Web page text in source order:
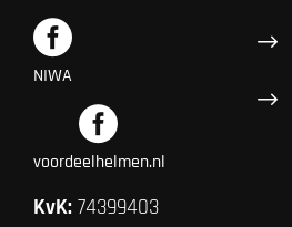
NIWA
voordeelhelmen.nl
KvK: 74399403